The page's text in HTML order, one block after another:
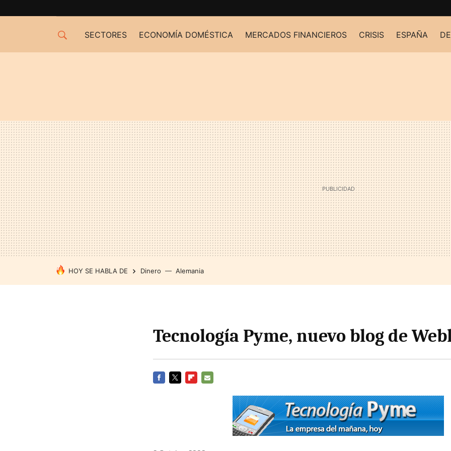
SECTORES ECONOMÍA DOMÉSTICA MERCADOS FINANCIEROS CRISIS ESPAÑA
HOY SE HABLA DE Dinero Alemania
Tecnología Pyme, nuevo blog de